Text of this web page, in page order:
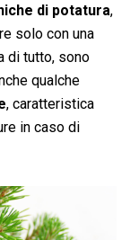
di potatura,
solo con una
di tutto, sono
qualche
, caratteristica
in caso di